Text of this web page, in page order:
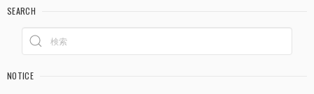
SEARCH
NOTICE